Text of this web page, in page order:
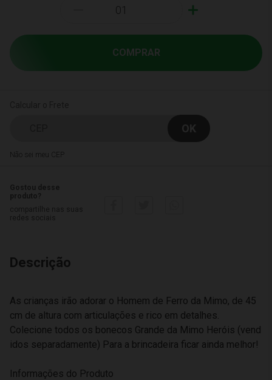
+
COMPRAR
Não sei meu CEP
Descrição
As crianças irão adorar o Homem de Ferro da Mimo, de 45
cm de altura com articulações e rico em detalhes.
Colecione todos os bonecos Grande da Mimo Heróis (vend
idos separadamente) Para a brincadeira ficar ainda melhor!
Informações do Produto